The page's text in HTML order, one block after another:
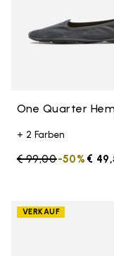
One Quarter
+ 2 Farben
Price reduced from
€ 99,00to €
-50%
VERKAUF